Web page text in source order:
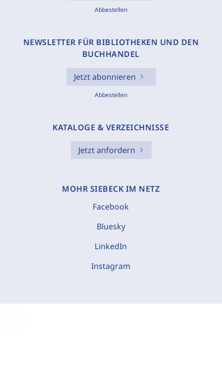
Abbestellen
NEWSLETTER FÜR BIBLIOTHEKEN UND DEN
BUCHHANDEL
Jetzt abonnieren
Abbestellen
KATALOGE & VERZEICHNISSE
Jetzt anfordern
MOHR SIEBECK IM NETZ
Facebook
Bluesky
LinkedIn
Instagram